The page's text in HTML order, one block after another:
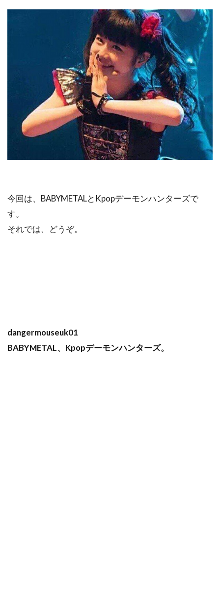
今回は、BABYMETALとKpopデーモンハンターズで
す。
それでは、どうぞ。
dangermouseuk01
BABYMETAL、Kpopデーモンハンターズ。